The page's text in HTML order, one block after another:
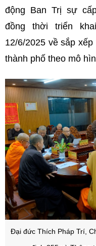
động Ban Trị sự
đồng thời triển
12/6/2025 về sắp
thành phố theo mô
Đại đức Thích Pháp Trí,